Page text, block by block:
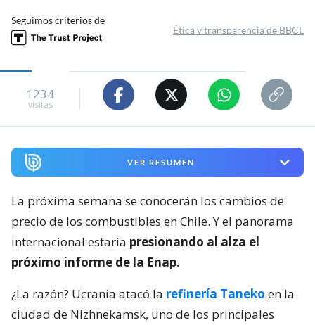
Seguimos criterios de
Ética y transparencia de BBCL
1234
visitas
VER RESUMEN
La próxima semana se conocerán los cambios de
precio de los combustibles en Chile. Y el panorama
internacional estaría presionando al alza el
próximo informe de la Enap.
¿La razón? Ucrania atacó la refinería Taneko en la
ciudad de Nizhnekamsk, uno de los principales